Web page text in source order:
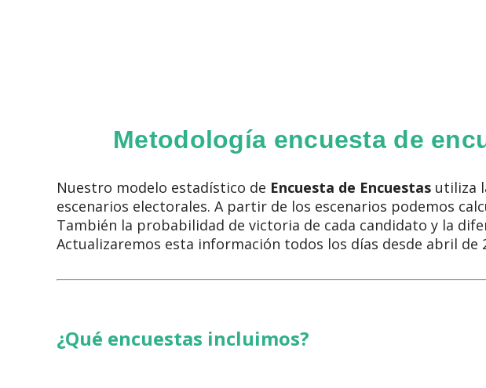
Metodología encuesta de
Nuestro modelo estadístico de Encuesta de Encuestas utiliza
escenarios electorales. A partir de los escenarios podemos
También la probabilidad de victoria de cada candidato y la
Actualizaremos esta información todos los días desde abril de
¿Qué encuestas incluimos?